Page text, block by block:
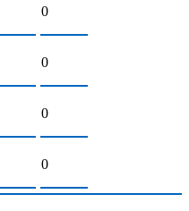
0
0
0
0